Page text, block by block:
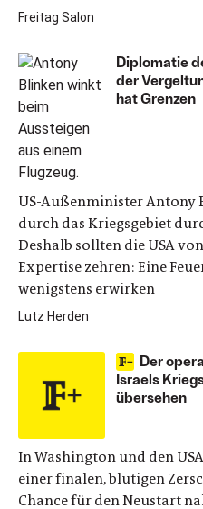
Freitag Salon
Diplomatie
der
hat Grenzen
US-Außenminister Antony
durch das Kriegsgebiet
Deshalb sollten die USA
Expertise zehren: Eine
wenigstens erwirken
Lutz Herden
Der
Israels
übersehen
In Washington und den
einer finalen, blutigen
Chance für den Neustart